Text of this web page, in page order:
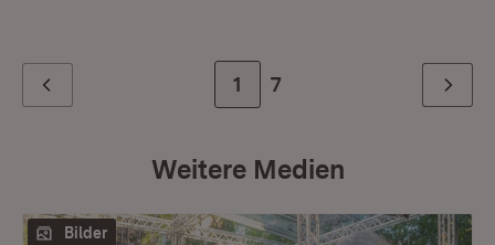
Zur Seite
1 Zur letzten Seite
7 Weiter
Weitere Medien
Bilder